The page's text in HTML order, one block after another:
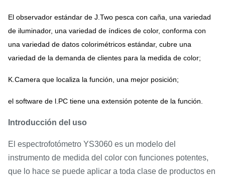
El observador estándar de J.Two pesca con caña, una variedad
de iluminador, una variedad de índices de color, conforma con
una variedad de datos colorimétricos estándar, cubre una
variedad de la demanda de clientes para la medida de color;
K.Camera que localiza la función, una mejor posición;
el software de l.PC tiene una extensión potente de la función.
Introducción del uso
El espectrofotómetro YS3060 es un modelo del
instrumento de medida del color con funciones potentes,
que lo hace se puede aplicar a toda clase de productos en